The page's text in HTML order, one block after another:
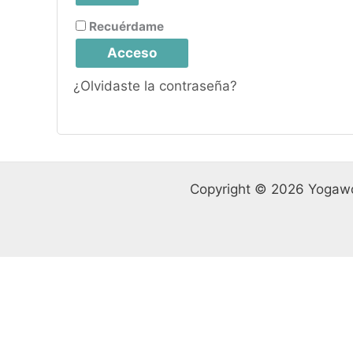
Recuérdame
Acceso
¿Olvidaste la contraseña?
Copyright © 2026